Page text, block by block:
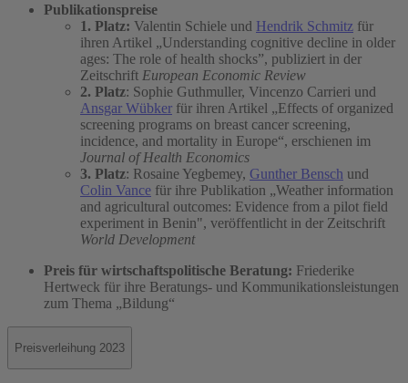
Publikationspreise
1. Platz: Valentin Schiele und Hendrik Schmitz für
ihren Artikel „Understanding cognitive decline in older
ages: The role of health shocks”, publiziert in der
Zeitschrift European Economic Review
2. Platz: Sophie Guthmuller, Vincenzo Carrieri und
Ansgar Wübker für ihren Artikel „Effects of organized
screening programs on breast cancer screening,
incidence, and mortality in Europe“, erschienen im
Journal of Health Economics
3. Platz: Rosaine Yegbemey, Gunther Bensch und
Colin Vance für ihre Publikation „Weather information
and agricultural outcomes: Evidence from a pilot field
experiment in Benin", veröffentlicht in der Zeitschrift
World Development
Preis für wirtschaftspolitische Beratung: Friederike
Hertweck für ihre Beratungs- und Kommunikationsleistungen
zum Thema „Bildung“
Preisverleihung 2023